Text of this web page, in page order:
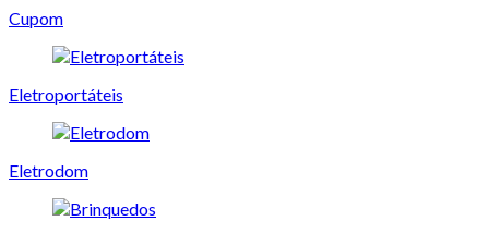
Cupom
Eletroportáteis
Eletrodom